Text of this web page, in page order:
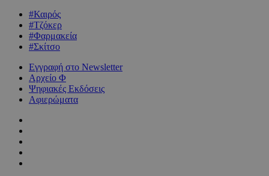
#Καιρός
#Τζόκερ
#Φαρμακεία
#Σκίτσο
Εγγραφή στο Newsletter
Αρχείο Φ
Ψηφιακές Εκδόσεις
Αφιερώματα